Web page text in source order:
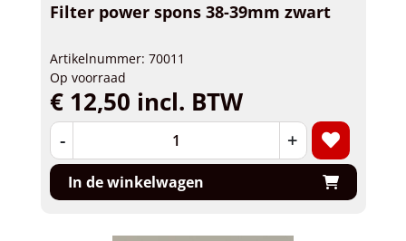
Filter power spons 38-39mm zwart
Artikelnummer: 70011
Op voorraad
€ 12,50 incl. BTW
- +
In de winkelwagen